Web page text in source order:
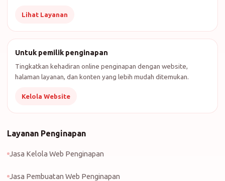
Lihat Layanan
Untuk pemilik penginapan
Tingkatkan kehadiran online penginapan dengan website,
halaman layanan, dan konten yang lebih mudah ditemukan.
Kelola Website
Layanan Penginapan
Jasa Kelola Web Penginapan
Jasa Pembuatan Web Penginapan